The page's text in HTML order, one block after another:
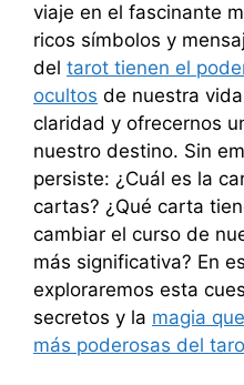
viaje en el fascinante
ricos símbolos y
del tarot tienen el
ocultos de nuestra
claridad y ofrecernos
nuestro destino. Sin
persiste: ¿Cuál es la
cartas? ¿Qué carta
cambiar el curso de
más significativa? En
exploraremos esta
secretos y la magia
más poderosas del